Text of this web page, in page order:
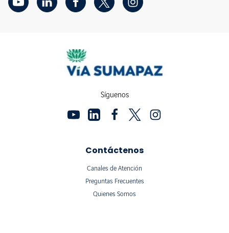
Síguenos
Contáctenos
Canales de Atención
Preguntas Frecuentes
Quienes Somos